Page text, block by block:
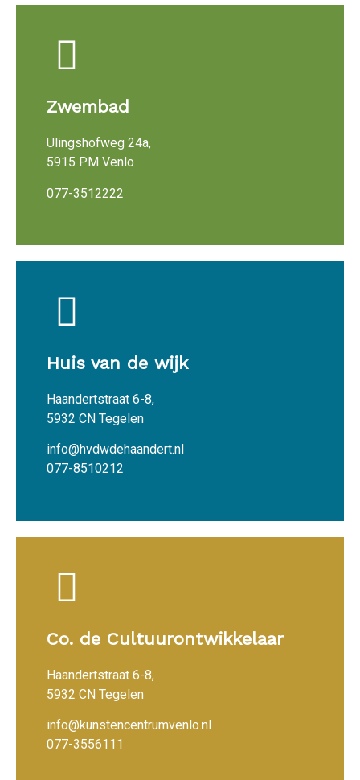
Zwembad
Ulingshofweg 24a,
5915 PM Venlo
077-3512222
Huis van de wijk
Haandertstraat 6-8,
5932 CN Tegelen
info@hvdwdehaandert.nl
077-8510212
Co. de Cultuurontwikkelaar
Haandertstraat 6-8,
5932 CN Tegelen
info@kunstencentrumvenlo.nl
077-3556111